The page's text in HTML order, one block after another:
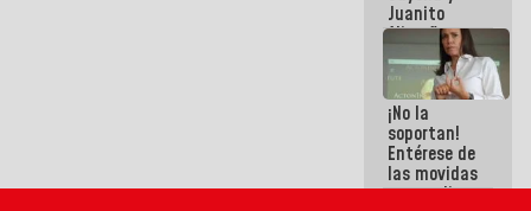
Juanito
Alimaña son
harina del
mismo
costal
¡No la
soportan!
Entérese de
las movidas
que realizan